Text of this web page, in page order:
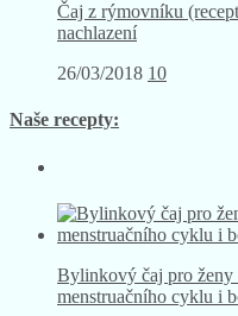
Čaj z rýmovníku
nachlazení
26/03/2018 10
Naše recepty:
Bylinkový čaj pro ženy
menstruačního cyklu i